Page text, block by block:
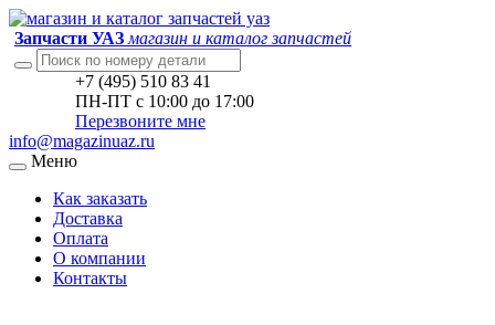
Запчасти УАЗ магазин и каталог запчастей
+7 (495) 510 83 41
ПН-ПТ с 10:00 до 17:00
Перезвоните мне
info@magazinuaz.ru
Меню
Как заказать
Доставка
Оплата
О компании
Контакты